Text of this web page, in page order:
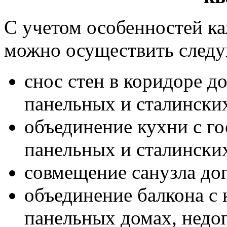
С учетом особенностей
можно осуществить
снос стен в коридоре
панельных и
объединение кухни с
панельных и
совмещение санузла
объединение балкона
панельных домах,